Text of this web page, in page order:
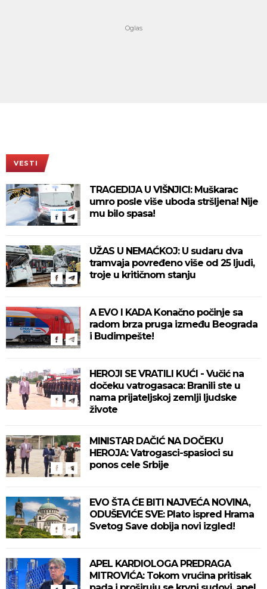
VESTI
TRAGEDIJA U VIŠNJICI: Muškarac
umro posle više uboda stršljena! Nije
mu bilo spasa!
UŽAS U NEMAĆKOJ: U sudaru dva
tramvaja povređeno više od 25 ljudi,
troje u kritičnom stanju
A EVO I KADA Konačno počinje sa
radom brza pruga između Beograda
i Budimpešte!
HEROJI SE VRATILI KUĆI - Vučić na
dočeku vatrogasaca: Branili ste u
nama prijateljskoj zemlji ljudske
živote
MINISTAR DAČIĆ NA DOČEKU
HEROJA: Vatrogasci-spasioci su
ponos cele Srbije
EVO ŠTA ĆE BITI NAJVEĆA NOVINA,
ODUŠEVIĆE SVE: Plato ispred Hrama
Svetog Save dobija novi izgled!
APEL KARDIOLOGA PREDRAGA
MITROVIĆA: Tokom vrućina pritisak